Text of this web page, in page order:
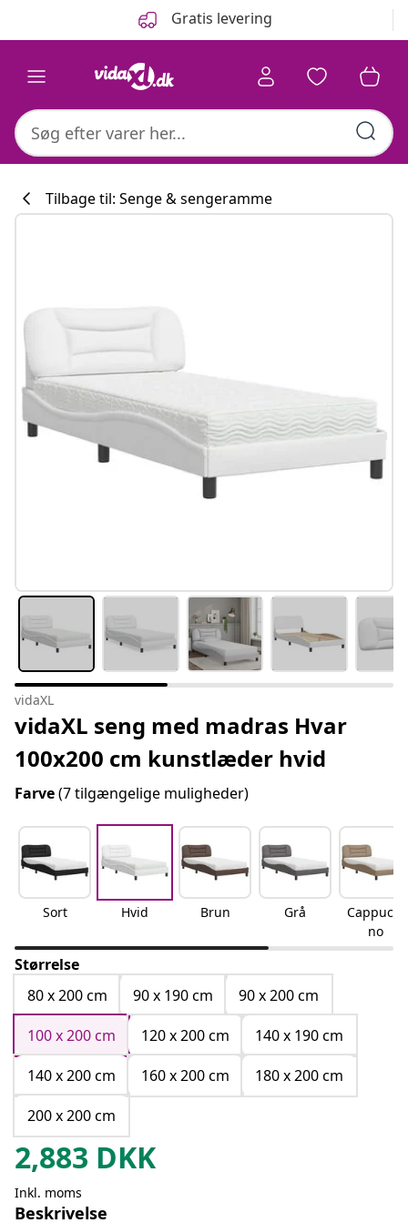
Gratis levering
#sharemevidaxl
Tilbage til: Senge & sengeramme
vidaXL
vidaXL seng med madras Hvar
100x200 cm kunstlæder hvid
Farve(7 tilgængelige muligheder)
Sort Hvid Brun Grå
Cappucci
no
Størrelse
80 x 200 cm
90 x 190 cm
90 x 200 cm
100 x 200 cm
120 x 200 cm
140 x 190 cm
140 x 200 cm
160 x 200 cm
180 x 200 cm
200 x 200 cm
2,883 DKK
Inkl. moms
Beskrivelse